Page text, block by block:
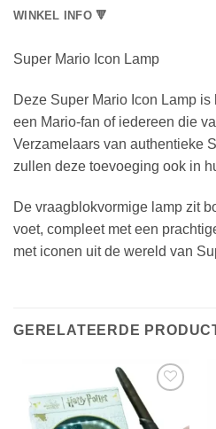
WINKEL INFO 🔻
Super Mario Icon Lamp
Deze Super Mario Icon Lamp
een Mario-fan of iedereen die
Verzamelaars van authentieke
zullen deze toevoeging ook in
De vraagblokvormige lamp zit
voet, compleet met een
met iconen uit de wereld van
GERELATEERDE